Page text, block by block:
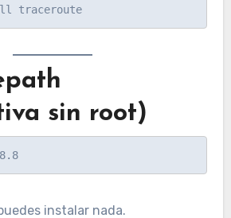
sudo apt install traceroute
sin root)
tracepath 8.8.8.8
instalar nada.